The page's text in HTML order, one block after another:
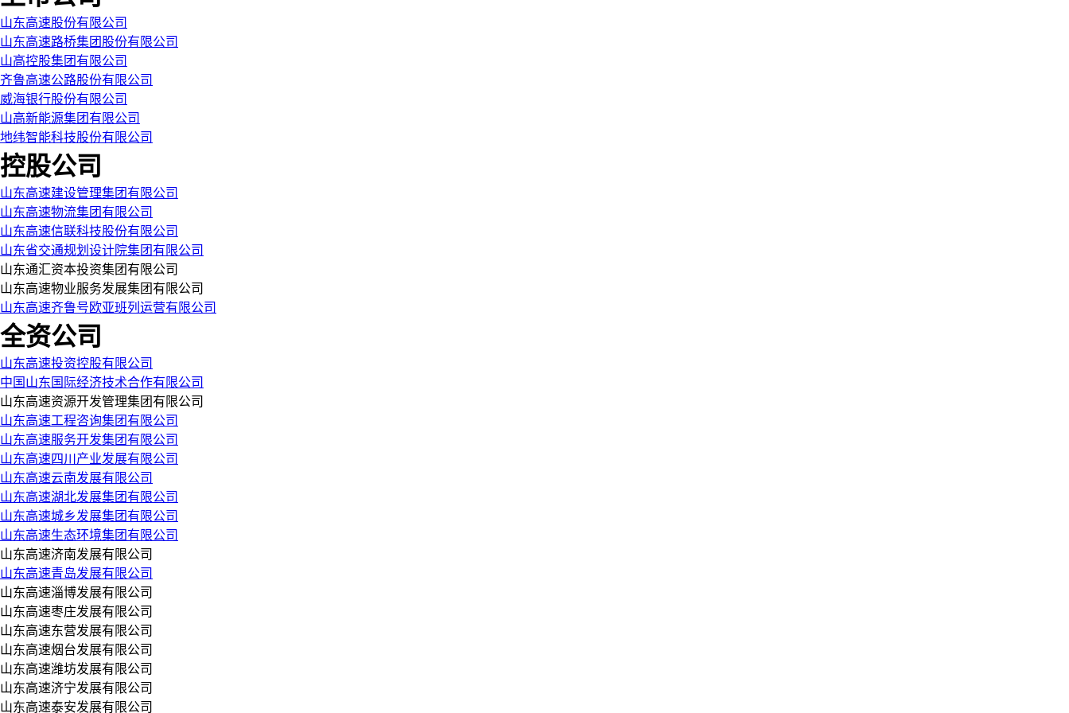
山东高速股份有限公司
山东高速路桥集团股份有限公司
山高控股集团有限公司
齐鲁高速公路股份有限公司
威海银行股份有限公司
山高新能源集团有限公司
地纬智能科技股份有限公司
控股公司
山东高速建设管理集团有限公司
山东高速物流集团有限公司
山东高速信联科技股份有限公司
山东省交通规划设计院集团有限公司
山东通汇资本投资集团有限公司
山东高速物业服务发展集团有限公司
山东高速齐鲁号欧亚班列运营有限公司
全资公司
山东高速投资控股有限公司
中国山东国际经济技术合作有限公司
山东高速资源开发管理集团有限公司
山东高速工程咨询集团有限公司
山东高速服务开发集团有限公司
山东高速四川产业发展有限公司
山东高速云南发展有限公司
山东高速湖北发展集团有限公司
山东高速城乡发展集团有限公司
山东高速生态环境集团有限公司
山东高速济南发展有限公司
山东高速青岛发展有限公司
山东高速淄博发展有限公司
山东高速枣庄发展有限公司
山东高速东营发展有限公司
山东高速烟台发展有限公司
山东高速潍坊发展有限公司
山东高速济宁发展有限公司
山东高速泰安发展有限公司